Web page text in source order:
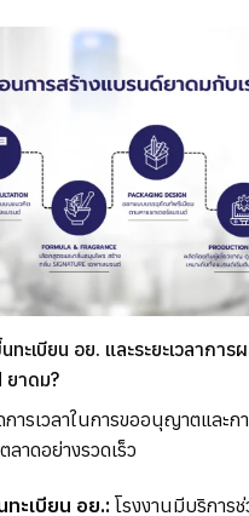
ทะเบียน อย. และระยะเวลากา
ยาดม?
การเวลาในการขออนุญาตและ
ลาดอย่างรวดเร็ว
ทะเบียน อย.: โรงงานมีบริการ